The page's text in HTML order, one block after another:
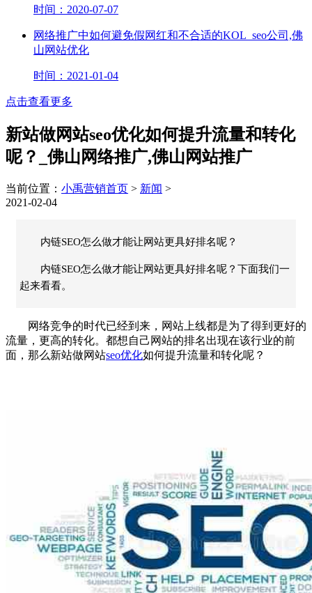
时间：2020-07-07
网络推广​中如何避免假网红和不合适的KOL_seo公司,佛
山网站优化
时间：2021-01-04
点击查看更多
新站做网站seo优化如何提升流量和转化
呢？_佛山网络推广,佛山网站推广
当前位置： 小禹营销首页 > 新闻 >
2021-02-04
内链SEO怎么做才能让网站更具好排名呢？
内链SEO怎么做才能让网站更具好排名呢？下面我们一
起来看看。
网络竞争的时代已经到来，网站上线都是为了得到更好的
流量，更高的转化。都想自己网站的排名出现在该行业的前
面，那么新站做网站seo优化如何提升流量和转化呢？